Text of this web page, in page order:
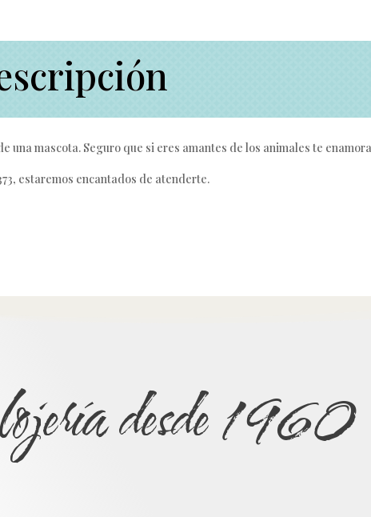
una mascota. Seguro que si eres amantes de los animales te
estaremos encantados de atenderte.
desde 1960